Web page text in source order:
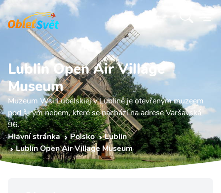
Lublin Open Air Village
Museum
Muzeum Wsi Lubelskiej v Lublině je otevřeným muzeem
pod širým nebem, které se nachází na adrese Varšavská
96.
Hlavní stránka
Polsko
Lublin
Lublin Open Air Village Museum